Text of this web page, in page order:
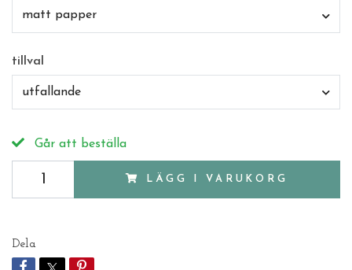
matt papper
tillval
utfallande
Går att beställa
LÄGG I VARUKORG
Dela